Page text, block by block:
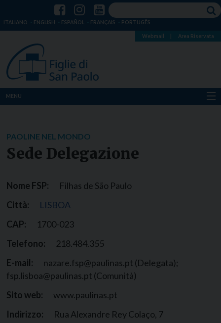
ITALIANO ENGLISH ESPAÑOL FRANÇAIS PORTUGÊS
Webmail Area Riservata
MENU
Dove siamo
Risorse
PAOLINE NEL MONDO
Sede Delegazione
Nome FSP:
Filhas de São Paulo
Città:
LISBOA
CAP:
1700-023
Telefono:
218.484.355
E-mail:
nazare.fsp@paulinas.pt (Delegata);
fsp.lisboa@paulinas.pt (Comunità)
Sito web:
www.paulinas.pt
Indirizzo:
Rua Alexandre Rey Colaço, 7